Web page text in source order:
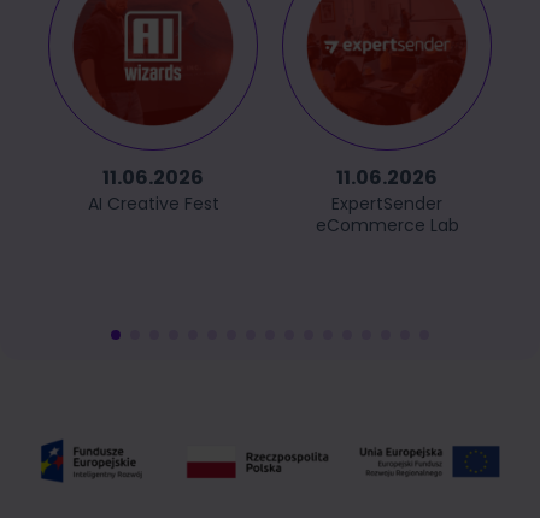
11.06.2026
AI Creative Fest
11.06.2026
ExpertSender
eCommerce Lab